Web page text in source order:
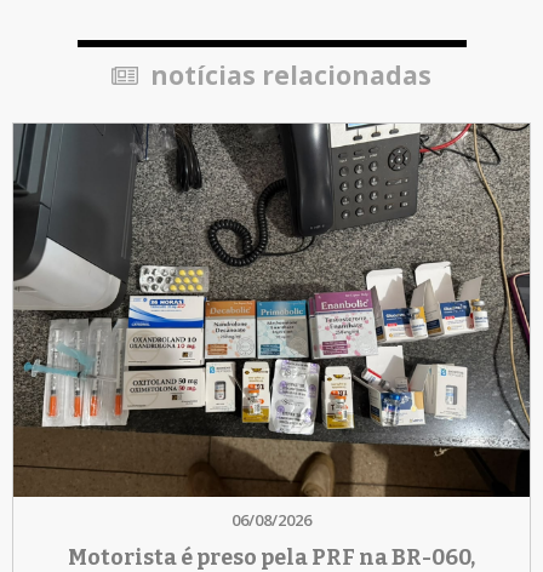
notícias relacionadas
06/08/2026
Motorista é preso pela PRF na BR-060,